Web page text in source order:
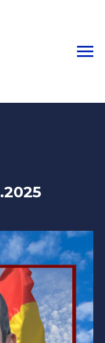
.2025